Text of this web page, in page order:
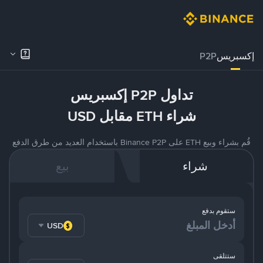
إكسبريسP2P
تداول P2P إكسبريس
شراء ETH مقابل USD
قُم بشراء وبيع ETH على Binance P2P باستخدام العديد من طرق الدفع
شراء بيع
ستقوم بدفع
USD
ستتلقى